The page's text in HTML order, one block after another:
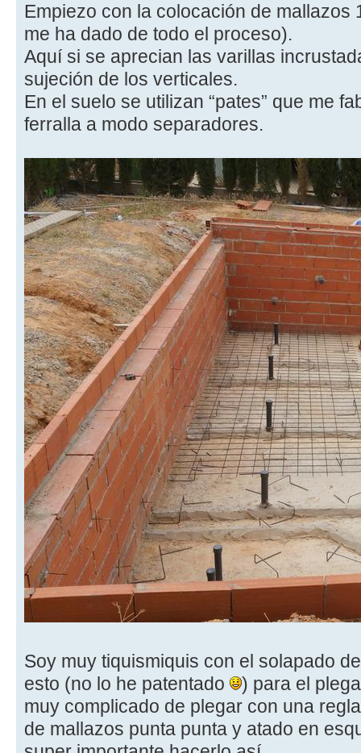
Empiezo con la colocación de mallazos
me ha dado de todo el proceso).
Aquí si se aprecian las varillas
sujeción de los verticales.
En el suelo se utilizan “pates” que me
ferralla a modo separadores.
Soy muy tiquismiquis con el solapado
esto (no lo he patentado
) para el
muy complicado de plegar con una
de mallazos punta punta y atado en